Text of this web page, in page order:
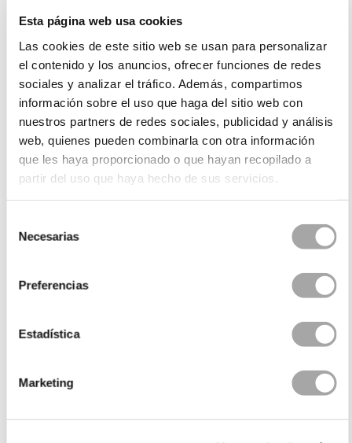
Esta página web usa cookies
Las cookies de este sitio web se usan para personalizar
el contenido y los anuncios, ofrecer funciones de redes
sociales y analizar el tráfico. Además, compartimos
información sobre el uso que haga del sitio web con
nuestros partners de redes sociales, publicidad y análisis
web, quienes pueden combinarla con otra información
que les haya proporcionado o que hayan recopilado a
partir del uso que haya hecho de sus servicios.
Necesarias
Preferencias
Estadística
Marketing